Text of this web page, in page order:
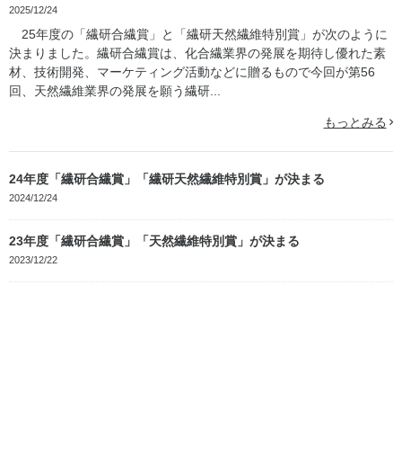
2025/12/24
25年度の「繊研合繊賞」と「繊研天然繊維特別賞」が次のように
決まりました。繊研合繊賞は、化合繊業界の発展を期待し優れた素
材、技術開発、マーケティング活動などに贈るもので今回が第56
回、天然繊維業界の発展を願う繊研...
もっとみる
24年度「繊研合繊賞」「繊研天然繊維特別賞」が決まる
2024/12/24
23年度「繊研合繊賞」「天然繊維特別賞」が決まる
2023/12/22